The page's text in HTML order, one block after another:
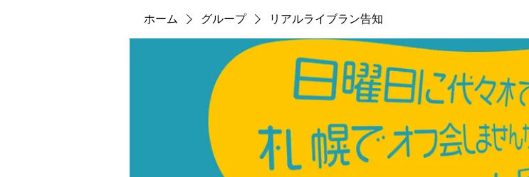
ホーム グループ リアルライブラン告知